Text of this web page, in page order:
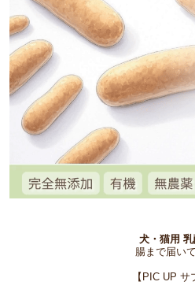
犬・猫用
腸まで届い
【PIC UP サ